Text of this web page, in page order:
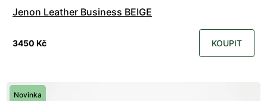
Jenon Leather Business BEIGE
3450 Kč KOUPIT
Novinka